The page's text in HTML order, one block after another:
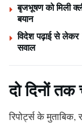
बृजभूषण को मिली
बयान
विदेश पढ़ाई से
सवाल
दो दिनों
रिपोर्ट्स के